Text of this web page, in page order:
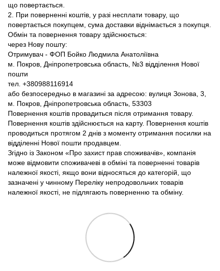
що повертається.
2. При поверненні коштів, у разі несплати товару, що
повертається покупцем, сума доставки віднімається з покупця.
Обмін та повернення товару здійснюється:
через Нову пошту:
Отримувач - ФОП Бойко Людмила Анатоліївна
м. Покров, Дніпропетровська область, №3 відділення Нової
пошти
тел. +380988116914
або безпосередньо в магазині за адресою: вулиця Зонова, 3,
м. Покров, Дніпропетровська область, 53303
Повернення коштів провадиться після отримання товару.
Повернення коштів здійснюється на карту. Повернення коштів
проводиться протягом 2 днів з моменту отримання посилки на
відділенні Нової пошти продавцем.
Згідно із Законом «Про захист прав споживачів», компанія
може відмовити споживачеві в обміні та поверненні товарів
належної якості, якщо вони відносяться до категорій, що
зазначені у чинному Переліку непродовольчих товарів
належної якості, не підлягають поверненню та обміну.